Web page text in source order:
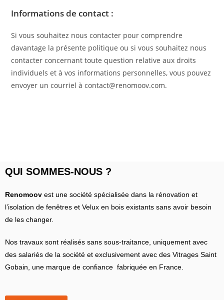
Informations de contact :
Si vous souhaitez nous contacter pour comprendre
davantage la présente politique ou si vous souhaitez nous
contacter concernant toute question relative aux droits
individuels et à vos informations personnelles, vous pouvez
envoyer un courriel à contact@renomoov.com.
QUI SOMMES-NOUS ?
Renomoov est une société spécialisée dans la rénovation et
l’isolation de fenêtres et Velux en bois existants sans avoir besoin
de les changer.
Nos travaux sont réalisés sans sous-traitance, uniquement avec
des salariés de la société et exclusivement avec des Vitrages Saint
Gobain, une marque de confiance fabriquée en France.